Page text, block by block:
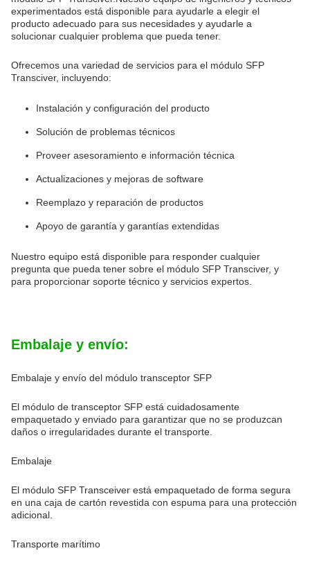
experimentados está disponible para ayudarle a elegir el
producto adecuado para sus necesidades y ayudarle a
solucionar cualquier problema que pueda tener.
Ofrecemos una variedad de servicios para el módulo SFP
Transciver, incluyendo:
Instalación y configuración del producto
Solución de problemas técnicos
Proveer asesoramiento e información técnica
Actualizaciones y mejoras de software
Reemplazo y reparación de productos
Apoyo de garantía y garantías extendidas
Nuestro equipo está disponible para responder cualquier
pregunta que pueda tener sobre el módulo SFP Transciver, y
para proporcionar soporte técnico y servicios expertos.
Embalaje y envío:
Embalaje y envío del módulo transceptor SFP
El módulo de transceptor SFP está cuidadosamente
empaquetado y enviado para garantizar que no se produzcan
daños o irregularidades durante el transporte.
Embalaje
El módulo SFP Transceiver está empaquetado de forma segura
en una caja de cartón revestida con espuma para una protección
adicional.
Transporte marítimo